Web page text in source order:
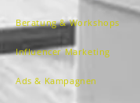
Beratung & Workshops
Influencer Marketing
Ads & Kampagnen